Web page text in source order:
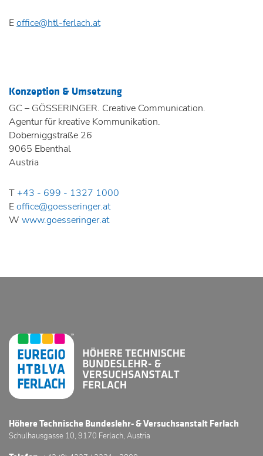
Eoffice@htl-ferlach.at
Konzeption & Umsetzung
GC – GÖSSERINGER. Creative Communication.
Agentur für kreative Kommunikation.
Doberniggstraße 26
9065 Ebenthal
Austria
T +43 - 699 - 1327 1000
Eoffice@goesseringer.at
W www.goesseringer.at
Höhere Technische Bundeslehr- & Versuchsanstalt Ferlach
Schulhausgasse 10, 9170 Ferlach, Austria